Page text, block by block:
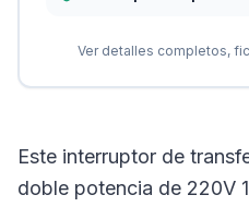
Ver detalles completos,
Este interruptor de
doble potencia de 220V